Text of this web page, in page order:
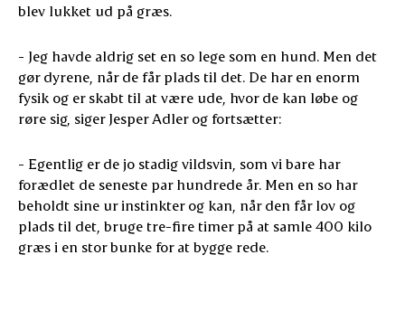
blev lukket ud på græs.
- Jeg havde aldrig set en so lege som en hund. Men det
gør dyrene, når de får plads til det. De har en enorm
fysik og er skabt til at være ude, hvor de kan løbe og
røre sig, siger Jesper Adler og fortsætter:
- Egentlig er de jo stadig vildsvin, som vi bare har
forædlet de seneste par hundrede år. Men en so har
beholdt sine ur instinkter og kan, når den får lov og
plads til det, bruge tre-fire timer på at samle 400 kilo
græs i en stor bunke for at bygge rede.